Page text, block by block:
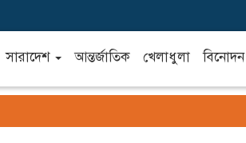
সারাদেশ আন্তর্জাতিক খেলাধুলা বিনোদন